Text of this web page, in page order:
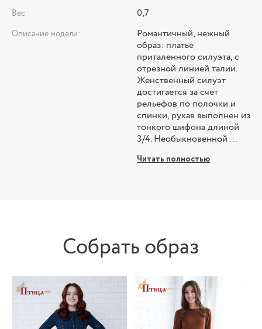
Вес 0,7
Описание модели:
Романтичный, нежный
образ: платье
приталенного силуэта, с
отрезной линией талии.
Женственный силуэт
достигается за счет
рельефов по полочки и
спинки, рукав выполнен из
тонкого шифона длиной
3/4. Необыкновенной ...
Читать полностью
Собрать образ